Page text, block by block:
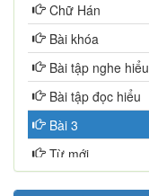
Chữ Hán
Bài khóa
Bài tập nghe hiểu
Bài tập đọc hiểu
Bài 3
Từ mới